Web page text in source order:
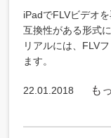
iPadでFLVビデオ
互換性がある形式
リアルには、FLV
ます。
22.01.2018 も